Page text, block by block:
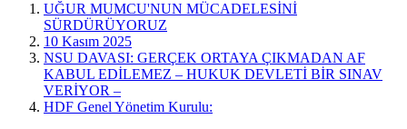
UĞUR MUMCU'NUN MÜCADELESİNİ
SÜRDÜRÜYORUZ
10 Kasım 2025
NSU DAVASI: GERÇEK ORTAYA ÇIKMADAN AF
KABUL EDİLEMEZ – HUKUK DEVLETİ BİR SINAV
VERİYOR –
HDF Genel Yönetim Kurulu: